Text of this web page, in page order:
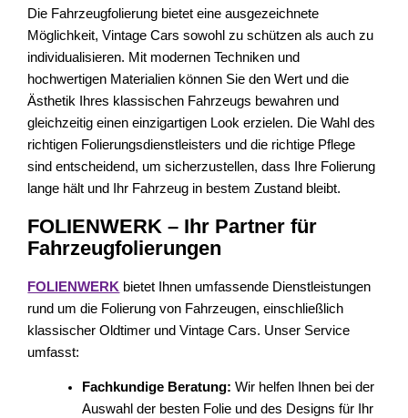
Die Fahrzeugfolierung bietet eine ausgezeichnete
Möglichkeit, Vintage Cars sowohl zu schützen als auch zu
individualisieren. Mit modernen Techniken und
hochwertigen Materialien können Sie den Wert und die
Ästhetik Ihres klassischen Fahrzeugs bewahren und
gleichzeitig einen einzigartigen Look erzielen. Die Wahl des
richtigen Folierungsdienstleisters und die richtige Pflege
sind entscheidend, um sicherzustellen, dass Ihre Folierung
lange hält und Ihr Fahrzeug in bestem Zustand bleibt.
FOLIENWERK – Ihr Partner für
Fahrzeugfolierungen
FOLIENWERK bietet Ihnen umfassende Dienstleistungen
rund um die Folierung von Fahrzeugen, einschließlich
klassischer Oldtimer und Vintage Cars. Unser Service
umfasst:
Fachkundige Beratung: Wir helfen Ihnen bei der
Auswahl der besten Folie und des Designs für Ihr